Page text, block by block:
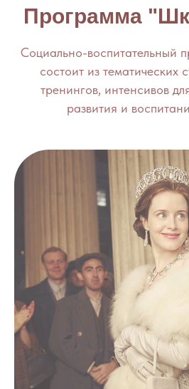
Программа
Социально-воспитательный
состоит из тематических
тренингов, интенсивов
развития и